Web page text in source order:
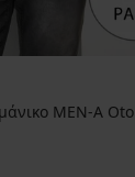
MEN-A Oto